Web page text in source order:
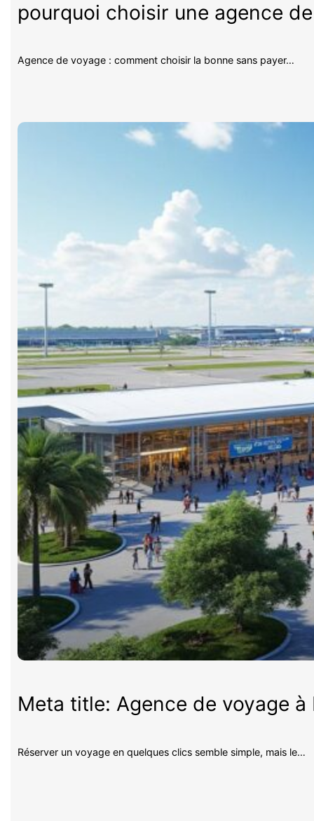
pourquoi choisir une agence
Agence de voyage : comment choisir la bonne sans payer…
Meta title: Agence de voyage
Réserver un voyage en quelques clics semble simple, mais le…